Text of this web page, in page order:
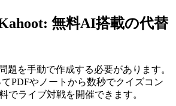
無料AI搭載の代替
題を手動で作成する必要があります。
PDFやノートから数秒でクイズコン
でライブ対戦を開催できます。